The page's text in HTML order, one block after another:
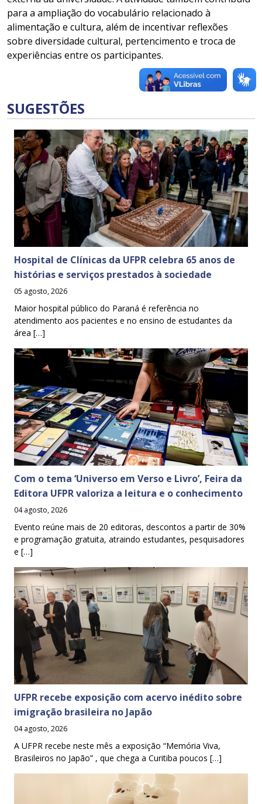
para a ampliação do vocabulário relacionado à
alimentação e cultura, além de incentivar reflexões
sobre diversidade cultural, pertencimento e troca de
experiências entre os participantes.
SUGESTÕES
Hospital de Clínicas da UFPR celebra 65 anos de
histórias e serviços prestados à sociedade
05 agosto, 2026
Maior hospital público do Paraná é referência no
atendimento aos pacientes e no ensino de estudantes da
área […]
Com o tema ‘Universo em Verso e Livro’, Feira da
Editora UFPR valoriza a leitura e o conhecimento
04 agosto, 2026
Evento reúne mais de 20 editoras, descontos a partir de 30%
e programação gratuita, atraindo estudantes, pesquisadores
e […]
UFPR recebe exposição com acervo inédito sobre
imigração brasileira no Japão
04 agosto, 2026
A UFPR recebe neste mês a exposição “Memória Viva,
Brasileiros no Japão” , que chega a Curitiba poucos […]